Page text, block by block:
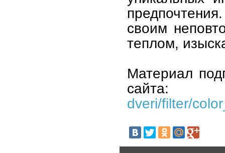
своим
теплом,
Материал
dveri/filter/